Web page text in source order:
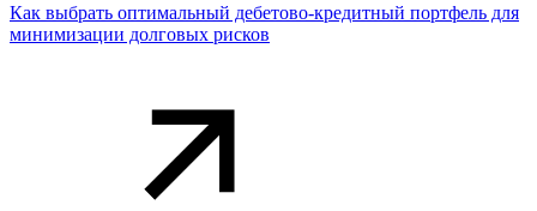
Как выбрать оптимальный дебетово-кредитный портфель для
минимизации долговых рисков